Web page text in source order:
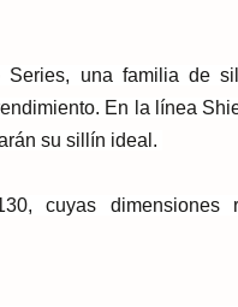
Series, una familia de
En la línea
su sillín ideal.
, cuyas dimensiones